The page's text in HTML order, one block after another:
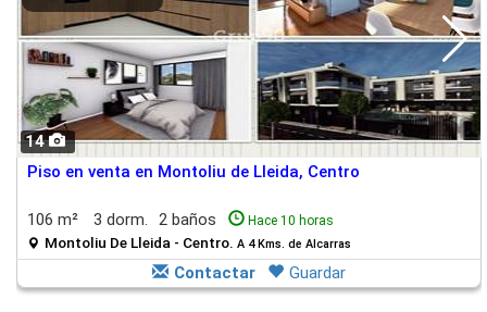
14
Piso en venta en Montoliu de Lleida, Centro
106 m² 3 dorm. 2 baños Hace 10 horas
Montoliu De Lleida - Centro. A 4 Kms. de Alcarras
Contactar Guardar